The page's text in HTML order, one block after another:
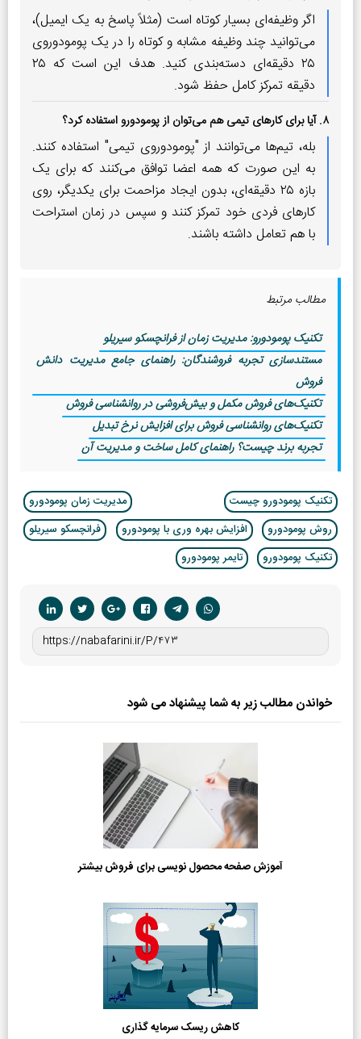
اگر وظیفه‌ای بسیار کوتاه است (مثلاً پاسخ به یک ایمیل)،
می‌توانید چند وظیفه مشابه و کوتاه را در یک پومودوروی
۲۵ دقیقه‌ای دسته‌بندی کنید. هدف این است که ۲۵
دقیقه تمرکز کامل حفظ شود.
۸. آیا برای کارهای تیمی هم می‌توان از پومودورو استفاده کرد؟
بله، تیم‌ها می‌توانند از "پومودوروی تیمی" استفاده کنند.
به این صورت که همه اعضا توافق می‌کنند که برای یک
بازه ۲۵ دقیقه‌ای، بدون ایجاد مزاحمت برای یکدیگر، روی
کارهای فردی خود تمرکز کنند و سپس در زمان استراحت
با هم تعامل داشته باشند.
مطالب مرتبط
تکنیک پومودورو: مدیریت زمان از فرانچسکو سیریلو
مستندسازی تجربه فروشندگان: راهنمای جامع مدیریت دانش
فروش
تکنیک‌های فروش مکمل و بیش‌فروشی در روانشناسی فروش
تکنیک‌های روانشناسی فروش برای افزایش نرخ تبدیل
تجربه برند چیست؟ راهنمای کامل ساخت و مدیریت آن
تکنیک پومودورو چیست
مدیریت زمان پومودورو
روش پومودورو
افزایش بهره وری با پومودورو
فرانچسکو سیریلو
تکنیک پومودورو
تایمر پومودورو
خواندن مطالب زیر به شما پیشنهاد می شود
آموزش صفحه محصول نویسی برای فروش بیشتر
کاهش ریسک سرمایه گذاری